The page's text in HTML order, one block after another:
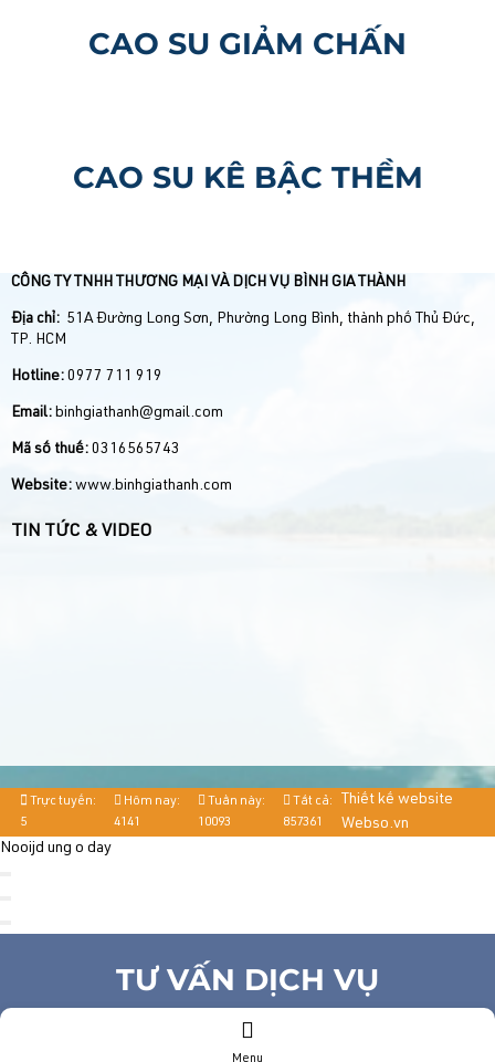
CAO SU GIẢM CHẤN
CAO SU KÊ BẬC THỀM
CÔNG TY TNHH THƯƠNG MẠI VÀ DỊCH VỤ BÌNH GIA THÀNH
Địa chỉ: 51A Đường Long Sơn, Phường Long Bình, thành phố Thủ Đức,
TP. HCM
Hotline: 0977 711 919
Email: binhgiathanh@gmail.com
Mã số thuế: 0316565743
Website: www.binhgiathanh.com
TIN TỨC & VIDEO
Trực tuyến:
5
Hôm nay:
4141
Tuần này:
10093
Tất cả:
857361
Thiết kế website
Webso.vn
Menu
Nooijd ung o day
TƯ VẤN DỊCH VỤ